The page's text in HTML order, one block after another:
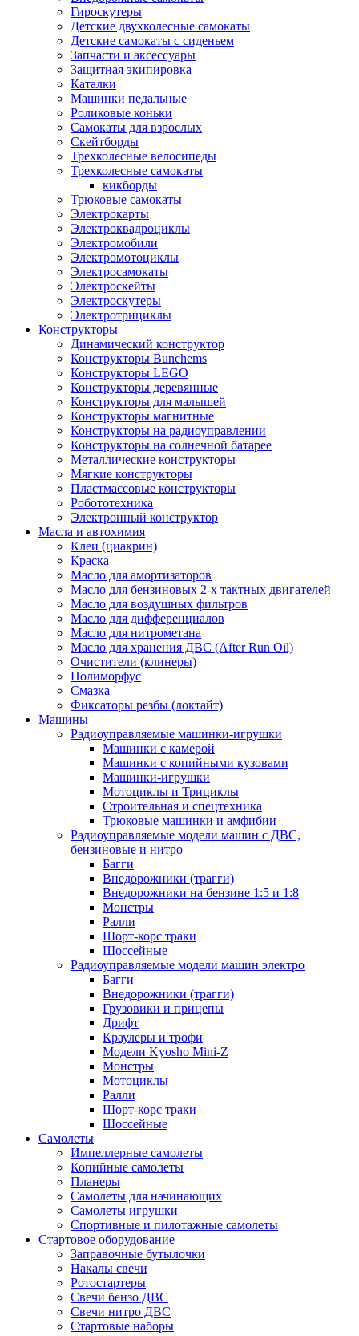
Гироскутеры
Детские двухколесные самокаты
Детские самокаты с сиденьем
Запчасти и аксессуары
Защитная экипировка
Каталки
Машинки педальные
Роликовые коньки
Самокаты для взрослых
Скейтборды
Трехколесные велосипеды
Трехколесные самокаты
кикборды
Трюковые самокаты
Электрокарты
Электроквадроциклы
Электромобили
Электромотоциклы
Электросамокаты
Электроскейты
Электроскутеры
Электротрициклы
Конструкторы
Динамический конструктор
Конструкторы Bunchems
Конструкторы LEGO
Конструкторы деревянные
Конструкторы для малышей
Конструкторы магнитные
Конструкторы на радиоуправлении
Конструкторы на солнечной батарее
Металлические конструкторы
Мягкие конструкторы
Пластмассовые конструкторы
Робототехника
Электронный конструктор
Масла и автохимия
Клеи (циакрин)
Краска
Масло для амортизаторов
Масло для бензиновых 2-х тактных двигателей
Масло для воздушных фильтров
Масло для дифференциалов
Масло для нитрометана
Масло для хранения ДВС (After Run Oil)
Очистители (клинеры)
Полиморфус
Смазка
Фиксаторы резбы (локтайт)
Машины
Радиоуправляемые машинки-игрушки
Машинки с камерой
Машинки с копийными кузовами
Машинки-игрушки
Мотоциклы и Трициклы
Строительная и спецтехника
Трюковые машинки и амфибии
Радиоуправляемые модели машин с ДВС,
бензиновые и нитро
Багги
Внедорожники (трагги)
Внедорожники на бензине 1:5 и 1:8
Монстры
Ралли
Шорт-корс траки
Шоссейные
Радиоуправляемые модели машин электро
Багги
Внедорожники (трагги)
Грузовики и прицепы
Дрифт
Краулеры и трофи
Модели Kyosho Mini-Z
Монстры
Мотоциклы
Ралли
Шорт-корс траки
Шоссейные
Самолеты
Импеллерные самолеты
Копийные самолеты
Планеры
Самолеты для начинающих
Самолеты игрушки
Спортивные и пилотажные самолеты
Стартовое оборудование
Заправочные бутылочки
Накалы свечи
Ротостартеры
Свечи бензо ДВС
Свечи нитро ДВС
Стартовые наборы